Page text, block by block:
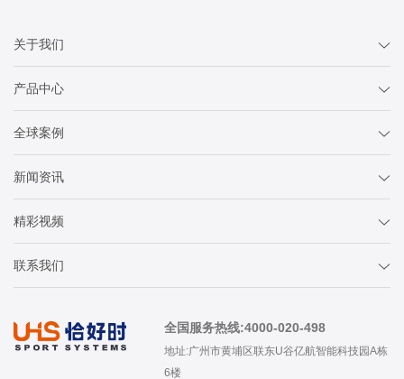
关于我们
产品中心
全球案例
新闻资讯
精彩视频
联系我们
全国服务热线:4000-020-498
地址:广州市黄埔区联东U谷亿航智能科技园A栋
6楼